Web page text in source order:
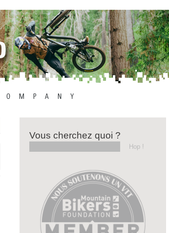
Vous cherchez quoi ?